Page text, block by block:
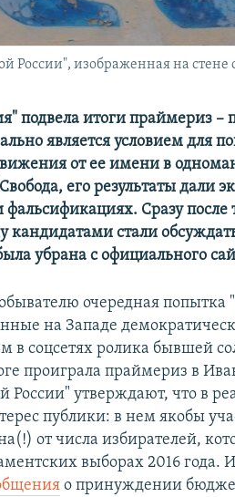
России", изображенная на стене
подвела итоги праймериз –
является условием для
от ее имени в
его результаты дали
фальсификациях. Сразу
кандидатами стали обсуждать
убрана с официального
очередная попытка
на Западе
в соцсетях ролика бывшей
проиграла праймериз в
России" утверждают, что в
публики: в нем якобы
от числа избирателей,
выборах 2016 года.
о принуждении